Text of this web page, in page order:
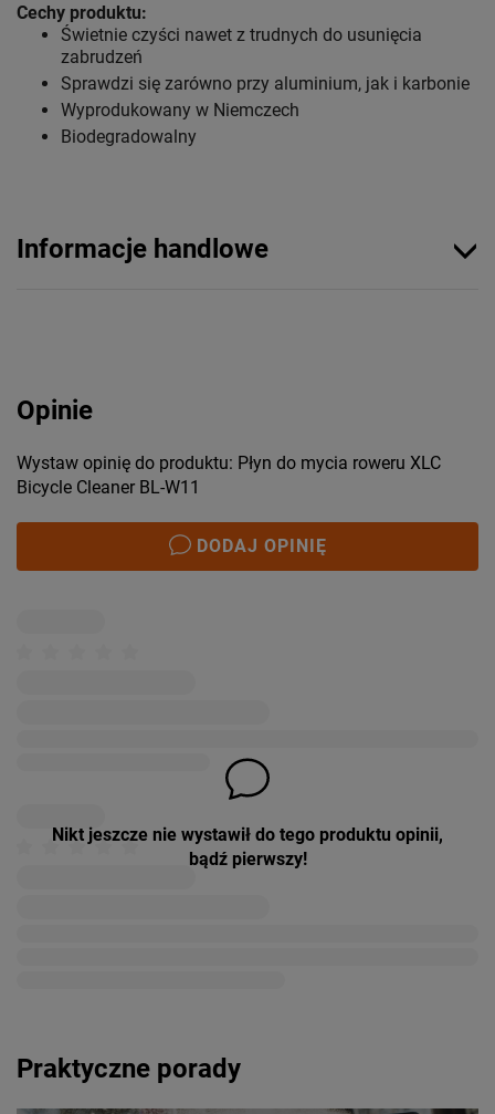
Cechy produktu:
Świetnie czyści nawet z trudnych do usunięcia
zabrudzeń
Sprawdzi się zarówno przy aluminium, jak i karbonie
Wyprodukowany w Niemczech
Biodegradowalny
Informacje handlowe
Opinie
Wystaw opinię do produktu: Płyn do mycia roweru XLC
Bicycle Cleaner BL-W11
DODAJ OPINIĘ
Nikt jeszcze nie wystawił do tego produktu opinii,
bądź pierwszy!
Praktyczne porady